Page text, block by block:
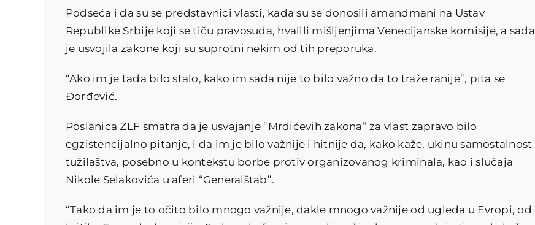
Podseća i da su se predstavnici vlasti, kada su se donosili amandmani na Ustav
Republike Srbije koji se tiču pravosuđa, hvalili mišljenjima Venecijanske komisije, a sada
je usvojila zakone koji su suprotni nekim od tih preporuka.
“Ako im je tada bilo stalo, kako im sada nije to bilo važno da to traže ranije”, pita se
Đorđević.
Poslanica ZLF smatra da je usvajanje “Mrdićevih zakona” za vlast zapravo bilo
egzistencijalno pitanje, i da im je bilo važnije i hitnije da, kako kaže, ukinu samostalnost
tužilaštva, posebno u kontekstu borbe protiv organizovanog kriminala, kao i slučaja
Nikole Selakovića u aferi “Generalštab”.
“Tako da im je to očito bilo mnogo važnije, dakle mnogo važnije od ugleda u Evropi, od